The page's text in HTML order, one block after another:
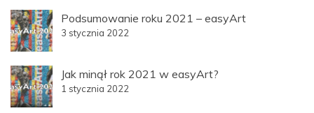
Podsumowanie roku 2021 – easyArt
3 stycznia 2022
Jak minął rok 2021 w easyArt?
1 stycznia 2022